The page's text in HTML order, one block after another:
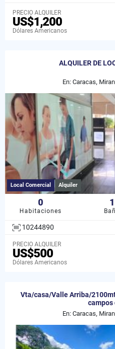
PRECIO ALQUILER
US$1,200
Dólares Americanos
ALQUILER DE
En: Caracas,
Local Comercial Alquiler
0
Habitaciones
1
10244890
PRECIO ALQUILER
US$500
Dólares Americanos
Vta/casa/Valle Arriba/
campos
En: Caracas,